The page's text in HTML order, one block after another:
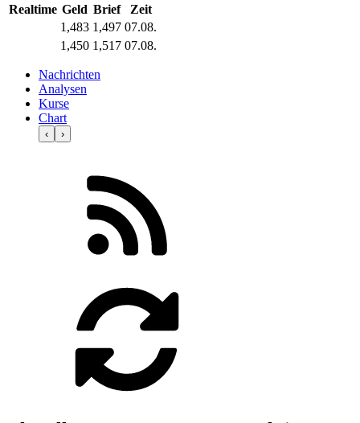
Realtime Geld Brief
Zeit
1,483 1,497 07.08.
1,450 1,517 07.08.
Nachrichten
Analysen
Kurse
Chart
‹ ›